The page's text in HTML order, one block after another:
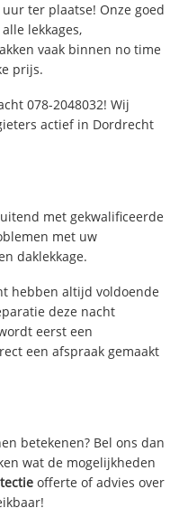
ter plaatse! Onze goed
lekkages,
vaak binnen no time
prijs.
078-2048032! Wij
actief in Dordrecht
met gekwalificeerde
met uw
daklekkage.
hebben altijd voldoende
deze nacht
eerst een
een afspraak gemaakt
betekenen? Bel ons dan
wat de mogelijkheden
offerte of advies over